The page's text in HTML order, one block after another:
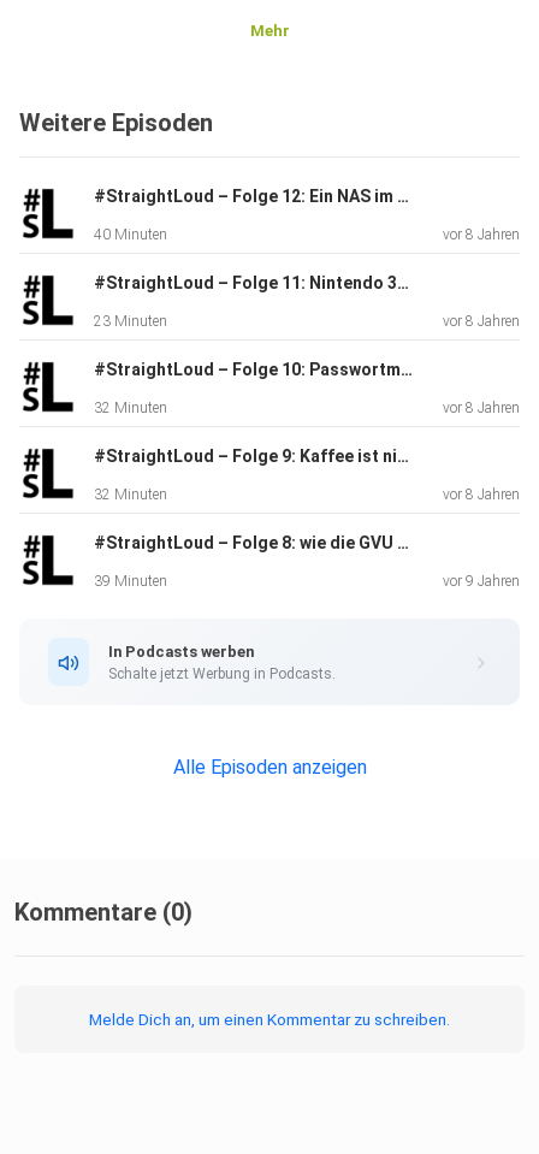
Mehr
Weitere Episoden
#StraightLoud – Folge 12: Ein NAS im Heimnetzwerk
40 Minuten vor 8 Jahren
#StraightLoud – Folge 11: Nintendo 3DS Hacking und Homebrew
23 Minuten vor 8 Jahren
#StraightLoud – Folge 10: Passwortmanager
32 Minuten vor 8 Jahren
#StraightLoud – Folge 9: Kaffee ist nicht gleich Kaffee
32 Minuten vor 8 Jahren
#StraightLoud – Folge 8: wie die GVU Raub(mord)kopierer verfolgt
39 Minuten vor 9 Jahren
In Podcasts werben
Schalte jetzt Werbung in Podcasts.
Alle Episoden anzeigen
Kommentare (0)
Melde Dich an, um einen Kommentar zu schreiben.